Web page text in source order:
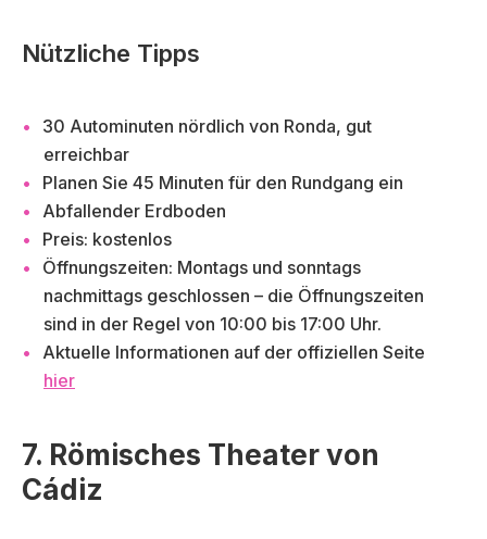
Nützliche Tipps
30 Autominuten nördlich von Ronda, gut
erreichbar
Planen Sie 45 Minuten für den Rundgang ein
Abfallender Erdboden
Preis: kostenlos
Öffnungszeiten: Montags und sonntags
nachmittags geschlossen – die Öffnungszeiten
sind in der Regel von 10:00 bis 17:00 Uhr.
Aktuelle Informationen auf der offiziellen Seite
hier
7. Römisches Theater von
Cádiz